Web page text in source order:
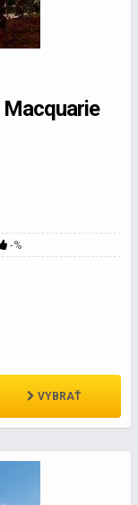
Macquarie
-%
VYBRAŤ